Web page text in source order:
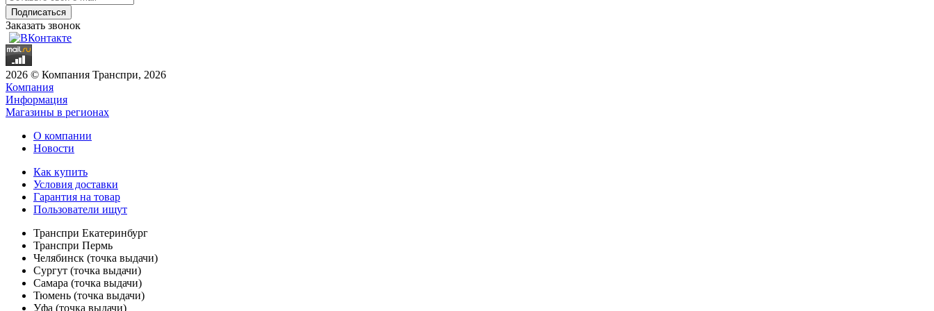
Заказать звонок
2026 © Компания Транспри, 2026
Компания
Информация
Магазины в регионах
О компании
Новости
Как купить
Условия доставки
Гарантия на товар
Пользователи ищут
Транспри Екатеринбург
Транспри Пермь
Челябинск (точка выдачи)
Сургут (точка выдачи)
Самара (точка выдачи)
Тюмень (точка выдачи)
Уфа (точка выдачи)